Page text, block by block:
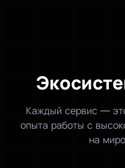
Каждый сервис —
опыта работы с
на